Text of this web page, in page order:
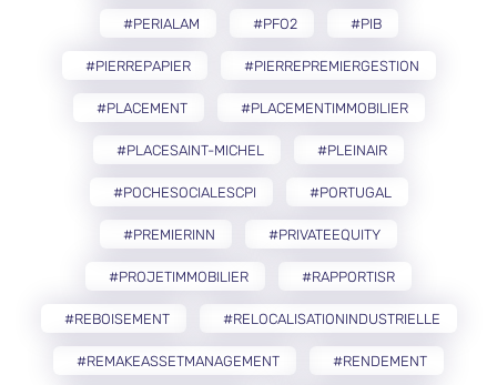
#PERIALAM #PFO2 #PIB
#PIERREPAPIER #PIERREPREMIERGESTION
#PLACEMENT #PLACEMENTIMMOBILIER
#PLACESAINT-MICHEL #PLEINAIR
#POCHESOCIALESCPI #PORTUGAL
#PREMIERINN #PRIVATEEQUITY
#PROJETIMMOBILIER #RAPPORTISR
#REBOISEMENT #RELOCALISATIONINDUSTRIELLE
#REMAKEASSETMANAGEMENT #RENDEMENT